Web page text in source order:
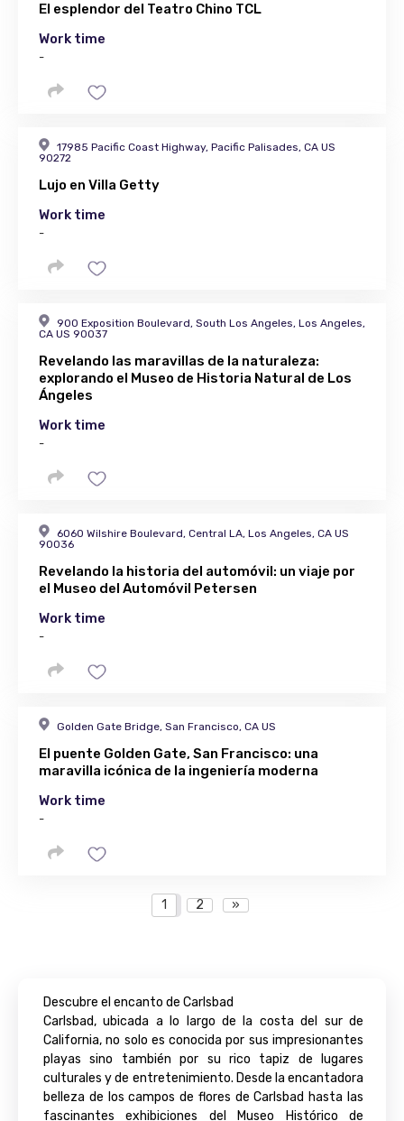
El esplendor del Teatro Chino TCL
Work time
-
17985 Pacific Coast Highway, Pacific Palisades, CA US
90272
Lujo en Villa Getty
Work time
-
900 Exposition Boulevard, South Los Angeles, Los Angeles,
CA US 90037
Revelando las maravillas de la naturaleza:
explorando el Museo de Historia Natural de Los
Ángeles
Work time
-
6060 Wilshire Boulevard, Central LA, Los Angeles, CA US
90036
Revelando la historia del automóvil: un viaje por
el Museo del Automóvil Petersen
Work time
-
Golden Gate Bridge, San Francisco, CA US
El puente Golden Gate, San Francisco: una
maravilla icónica de la ingeniería moderna
Work time
-
1 2 »
Descubre el encanto de Carlsbad
Carlsbad, ubicada a lo largo de la costa del sur de
California, no solo es conocida por sus impresionantes
playas sino también por su rico tapiz de lugares
culturales y de entretenimiento. Desde la encantadora
belleza de los campos de flores de Carlsbad hasta las
fascinantes exhibiciones del Museo Histórico de